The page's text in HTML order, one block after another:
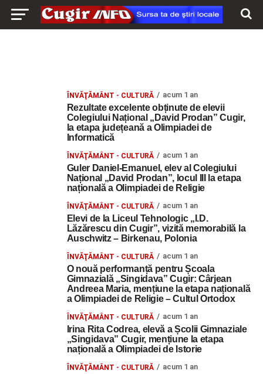
ÎNVĂŢĂMÂNT - CULTURĂ acum 1 an
Rezultate excelente obținute de elevii
Colegiului Național „David Prodan” Cugir,
la etapa județeană a Olimpiadei de
Informatică
ÎNVĂŢĂMÂNT - CULTURĂ acum 1 an
Guler Daniel-Emanuel, elev al Colegiului
Național „David Prodan”, locul III la etapa
națională a Olimpiadei de Religie
ÎNVĂŢĂMÂNT - CULTURĂ acum 1 an
Elevi de la Liceul Tehnologic „I.D.
Lăzărescu din Cugir”, vizită memorabilă la
Auschwitz – Birkenau, Polonia
ÎNVĂŢĂMÂNT - CULTURĂ acum 1 an
O nouă performanță pentru Școala
Gimnazială „Singidava” Cugir: Cârjean
Andreea Maria, mențiune la etapa națională
a Olimpiadei de Religie – Cultul Ortodox
ÎNVĂŢĂMÂNT - CULTURĂ acum 1 an
Irina Rita Codrea, elevă a Școlii Gimnaziale
„Singidava” Cugir, mențiune la etapa
națională a Olimpiadei de Istorie
ÎNVĂŢĂMÂNT - CULTURĂ acum 1 an